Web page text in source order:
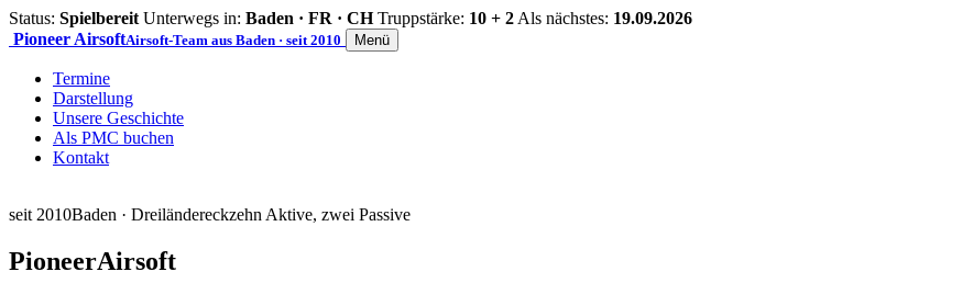
Status: Spielbereit Unterwegs in: Baden · FR · CH Truppstärke: 10 + 2 Als nächstes: 19.09.2026
Pioneer AirsoftAirsoft-Team aus Baden · seit 2010 Menü
Termine
Darstellung
Unsere Geschichte
Als PMC buchen
Kontakt
seit 2010Baden · Dreiländereckzehn Aktive, zwei Passive
PioneerAirsoft